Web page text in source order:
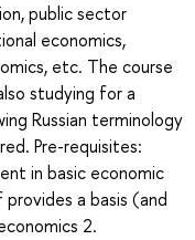
public sector
economics,
etc. The course
studying for a
Russian terminology
Pre-requisites:
in basic economic
a basis (and
2.